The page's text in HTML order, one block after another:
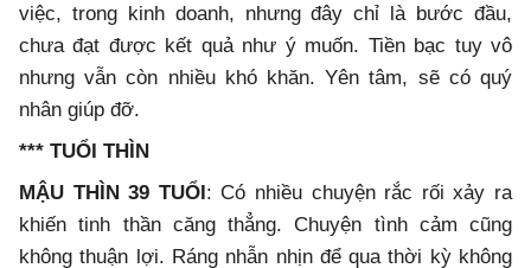
việc, trong kinh doanh, nhưng đây chỉ là bước đầu,
chưa đạt được kết quả như ý muốn. Tiền bạc tuy vô
nhưng vẫn còn nhiều khó khăn. Yên tâm, sẽ có quý
nhân giúp đỡ.
*** TUỔI THÌN
MẬU THÌN 39 TUỔI: Có nhiều chuyện rắc rối xảy ra
khiến tinh thần căng thẳng. Chuyện tình cảm cũng
không thuận lợi. Ráng nhẫn nhịn để qua thời kỳ không